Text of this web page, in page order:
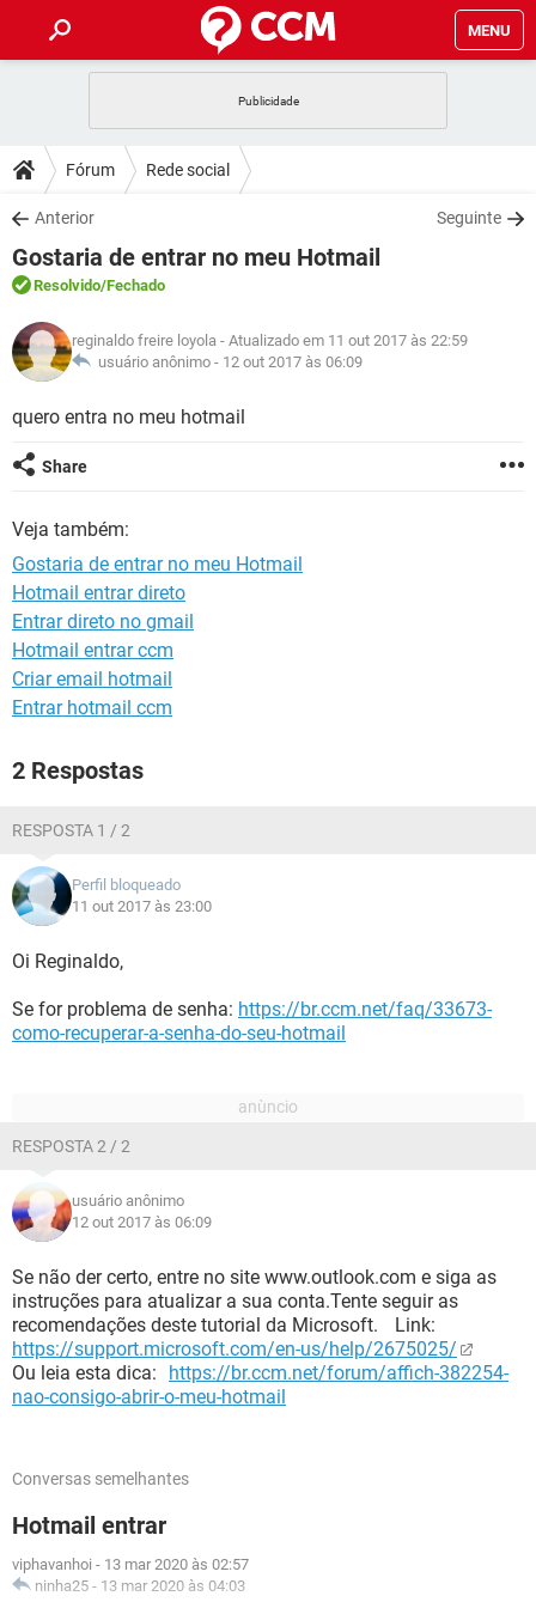
MENU
CELULAR
OUTLOOK
INSTAGRAM GMAIL
GUIA DE COMPRAS
DICAS
JOGOS
OUTLOOK
INSTAGRAM
GUIA DE COMPRAS
DOWNLOADS
JOGOS WHATSAPP
CELULAR
OUTLOOK EXCEL
INSTAGRAM
GUIA DE COMPRAS
FÓRUM
JOGOS
CELULAR FACEBOOK
GLOSSÁRIO
JOGOS
CELULAR
OUTLOOK
GUIA DE COMPRAS
Fórum Rede social
Anterior Seguinte
Gostaria de entrar no meu Hotmail
Resolvido/Fechado
reginaldo freire loyola - Atualizado em 11 out 2017 às 22:59
usuário anônimo - 12 out 2017 às 06:09
quero entra no meu hotmail
Share
Veja também:
Gostaria de entrar no meu Hotmail
Hotmail entrar direto
Entrar direto no gmail
Hotmail entrar ccm
Criar email hotmail
Entrar hotmail ccm
2 Respostas
RESPOSTA 1 / 2
Perfil bloqueado
11 out 2017 às 23:00
Oi Reginaldo,
Se for problema de senha: https://br.ccm.net/faq/33673-
como-recuperar-a-senha-do-seu-hotmail
RESPOSTA 2 / 2
usuário anônimo
12 out 2017 às 06:09
Se não der certo, entre no site www.outlook.com e siga as
instruções para atualizar a sua conta.Tente seguir as
recomendações deste tutorial da Microsoft. Link:
https://support.microsoft.com/en-us/help/2675025/
Ou leia esta dica: https://br.ccm.net/forum/affich-382254-
nao-consigo-abrir-o-meu-hotmail
Conversas semelhantes
Hotmail entrar
viphavanhoi - 13 mar 2020 às 02:57
ninha25 - 13 mar 2020 às 04:03